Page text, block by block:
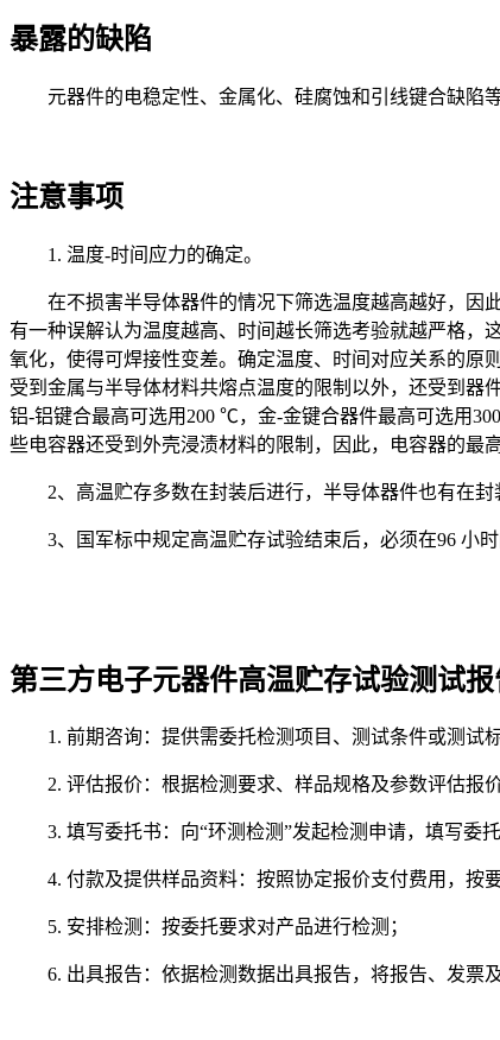
暴露的缺陷
元器件的电稳定性、金属化、硅腐蚀和引线键合缺陷等
注意事项
1. 温度-时间应力的确定。
在不损害半导体器件的情况下筛选温度越高越好，因
有一种误解认为温度越高、时间越长筛选考验就越严格，
氧化，使得可焊接性变差。确定温度、时间对应关系的原
受到金属与半导体材料共熔点温度的限制以外，还受到器
铝-铝键合最高可选用200 ℃，金-金键合器件最高可选用
些电容器还受到外壳浸渍材料的限制，因此，电容器的最
2、高温贮存多数在封装后进行，半导体器件也有在
3、国军标中规定高温贮存试验结束后，必须在96 小
第三方电子元器件高温贮存试验测试
1. 前期咨询：提供需委托检测项目、测试条件或测试标
2. 评估报价：根据检测要求、样品规格及参数评估报价
3. 填写委托书：向“环测检测”发起检测申请，填写委
4. 付款及提供样品资料：按照协定报价支付费用，按
5. 安排检测：按委托要求对产品进行检测；
6. 出具报告：依据检测数据出具报告，将报告、发票